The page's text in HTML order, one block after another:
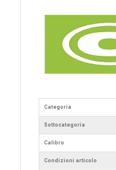
Categoria
Sottocategoria
Calibro
Condizioni articolo